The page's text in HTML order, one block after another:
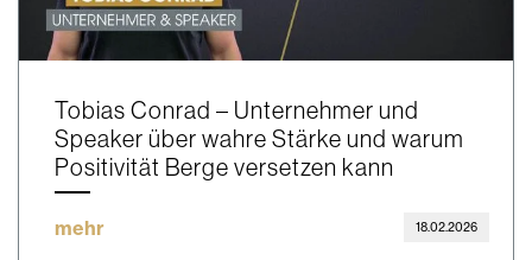
Tobias Conrad – Unternehmer und
Speaker über wahre Stärke und warum
Positivität Berge versetzen kann
mehr 18.02.2026